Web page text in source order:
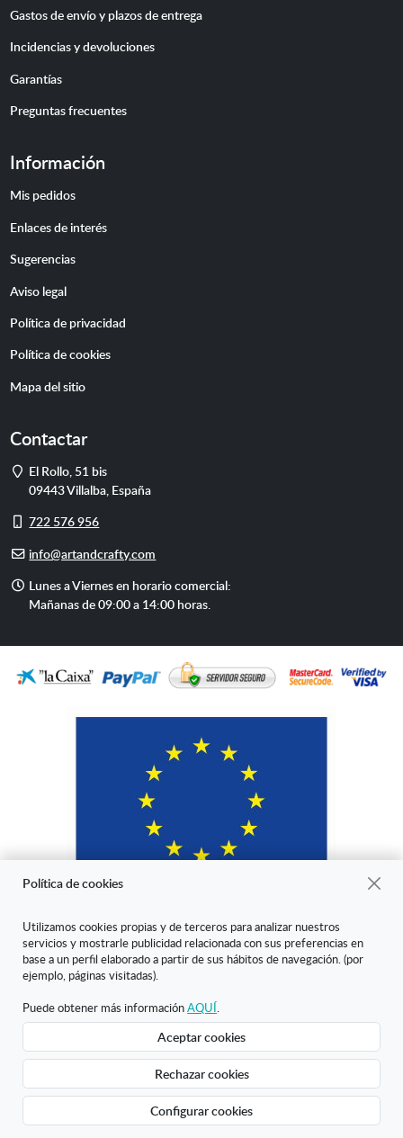
Gastos de envío y plazos de entrega
Incidencias y devoluciones
Garantías
Preguntas frecuentes
Información
Mis pedidos
Enlaces de interés
Sugerencias
Aviso legal
Política de privacidad
Política de cookies
Mapa del sitio
Contactar
Dirección
El Rollo, 51 bis
09443Villalba España
Móvil
722 576 956
E-info@artandcrafty.com
Horario
de
Lunes a Viernes en horario comercial:
Mañanas de 09:00 a 14:00 horas.
"ARANDA ARTE-VÉRTICE SL ha sido beneficiaria del Fondo Europeo
de Desarrollo Regional cuyo objetivo es mejorar la competitividad de
Digital Internacional con el objetivo de mejorar su posicionamiento
online en mercados exteriores durante el año 2020. Para ello ha
contado con el apoyo del Programa XPANDE DIGITAL de la Cámara
de Comercio de Burgos."
Creado con Atnova Shop
Política de cookies
Utilizamos cookies propias y de terceros para analizar nuestros
servicios y mostrarle publicidad relacionada con sus preferencias en
base a un perfil elaborado a partir de sus hábitos de navegación. (por
ejemplo, páginas visitadas).
Puede obtener más informaciónAQUÍ
Aceptar cookies
Rechazar cookies
Configurar cookies